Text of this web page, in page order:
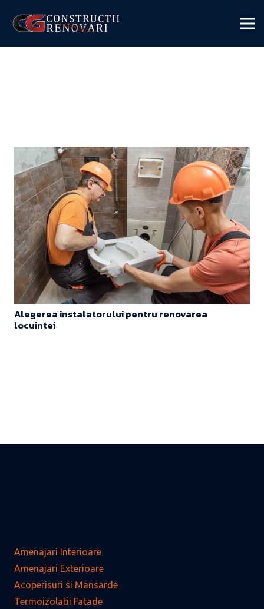
Alegerea instalatorului pentru renovarea
locuintei
Amenajari Interioare
Amenajari Exterioare
Acoperisuri si Mansarde
Termoizolatii Fatade